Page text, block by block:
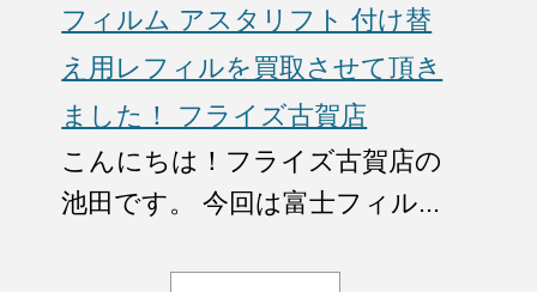
フィルム アスタリフト 付け替
え用レフィルを買取させて頂き
ました！ フライズ古賀店
こんにちは！フライズ古賀店の
池田です。 今回は富士フィル...